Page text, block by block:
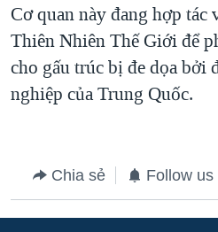
Cơ quan này đang hợp
Thiên Nhiên Thế Giới để
cho gấu trúc bị đe dọa bởi
nghiệp của Trung Quốc.
Chia sẻ Follow us